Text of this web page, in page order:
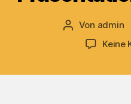
Beitragsautor
Von admin
Keine